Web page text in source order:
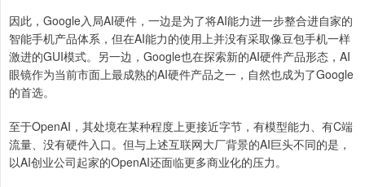
因此，Google入局AI硬件，一边是为了将AI能力进一步整合进自家的
智能手机产品体系，但在AI能力的使用上并没有采取像豆包手机一样
激进的GUI模式。另一边，Google也在探索新的AI硬件产品形态，AI
眼镜作为当前市面上最成熟的AI硬件产品之一，自然也成为了Google
的首选。
至于OpenAI，其处境在某种程度上更接近字节，有模型能力、有C端
流量、没有硬件入口。但与上述互联网大厂背景的AI巨头不同的是，
以AI创业公司起家的OpenAI还面临更多商业化的压力。